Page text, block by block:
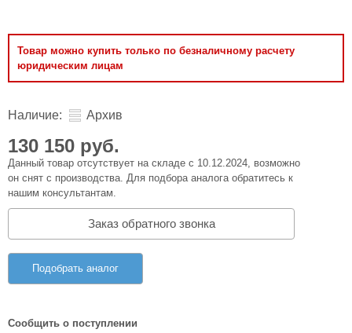
Товар можно купить только по безналичному расчету
юридическим лицам
Наличие: Архив
130 150 руб.
Данный товар отсутствует на складе с 10.12.2024, возможно
он снят с производства. Для подбора аналога обратитесь к
нашим консультантам.
Заказ обратного звонка
Подобрать аналог
Сообщить о поступлении